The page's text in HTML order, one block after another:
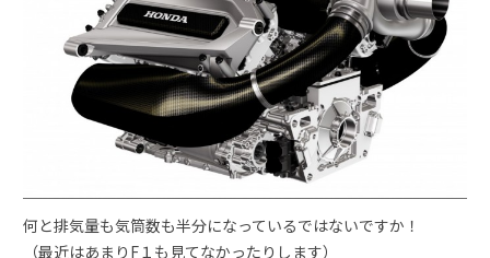
何と排気量も気筒数も半分になっているではないですか！
（最近はあまりF１も見てなかったりします）